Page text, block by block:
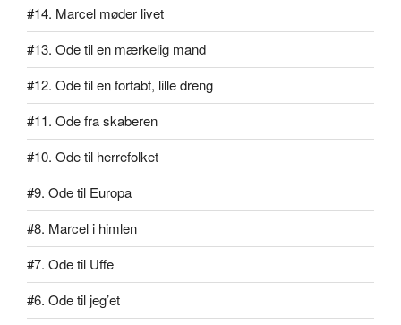
#14. Marcel møder livet
#13. Ode til en mærkelig mand
#12. Ode til en fortabt, lille dreng
#11. Ode fra skaberen
#10. Ode til herrefolket
#9. Ode til Europa
#8. Marcel i himlen
#7. Ode til Uffe
#6. Ode til jeg’et